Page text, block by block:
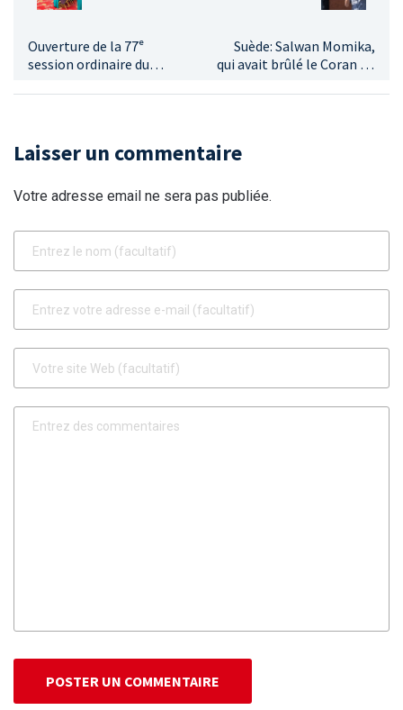
Ouverture de la 77ᵉ
session ordinaire du
l’OMVS à Conakry
Suède: Salwan Momika,
qui avait brûlé le Coran en
Laisser un commentaire
Votre adresse email ne sera pas publiée.
POSTER UN COMMENTAIRE